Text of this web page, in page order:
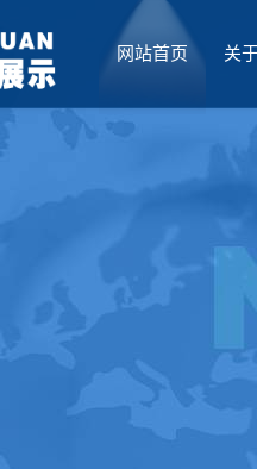
网站首页 关